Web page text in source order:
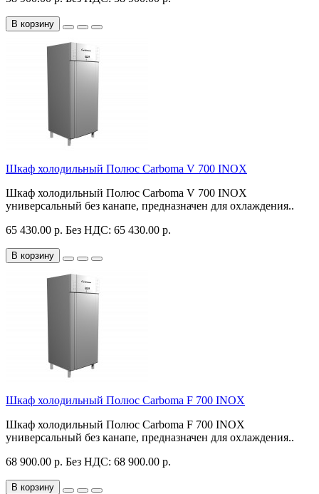
В корзину
Шкаф холодильный Полюс Carboma V 700 INOX
Шкаф холодильный Полюс Carboma V 700 INOX
универсальный без канапе, предназначен для охлаждения..
65 430.00 р. Без НДС: 65 430.00 р.
В корзину
Шкаф холодильный Полюс Carboma F 700 INOX
Шкаф холодильный Полюс Carboma F 700 INOX
универсальный без канапе, предназначен для охлаждения..
68 900.00 р. Без НДС: 68 900.00 р.
В корзину